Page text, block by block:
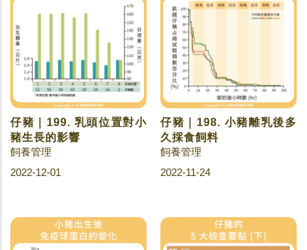
仔豬｜199. 乳頭位置對小
豬生長的影響
飼養管理
2022-12-01
仔豬｜198. 小豬離乳後多
久採食飼料
飼養管理
2022-11-24